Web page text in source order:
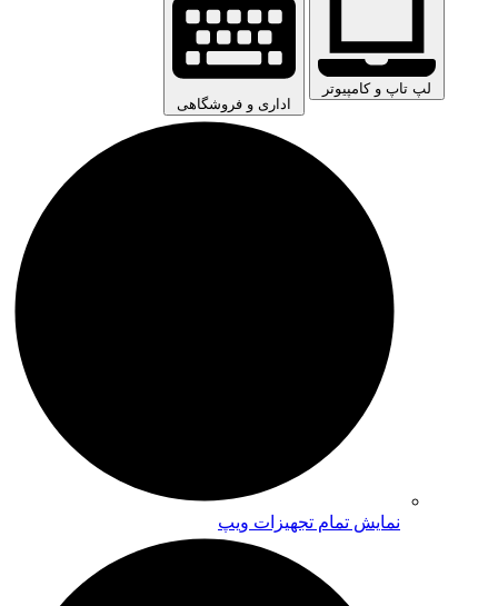
لپ تاپ و کامپیوتر
اداری و فروشگاهی
نمایش تمام تجهیزات ویپ